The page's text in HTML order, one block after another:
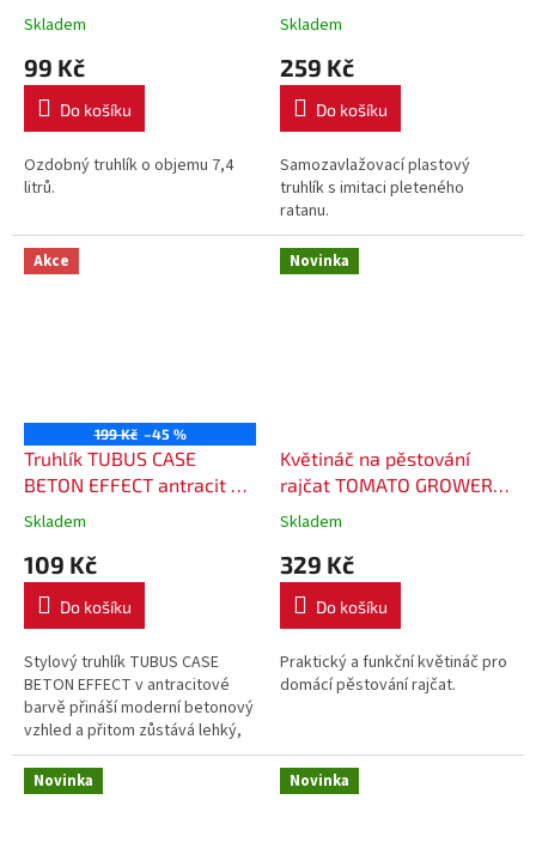
Skladem
99 Kč
Do košíku
Ozdobný truhlík o objemu 7,4
litrů.
DRTC500 - barva hnědá
Skladem
259 Kč
Do košíku
Samozavlažovací plastový
truhlík s imitaci pleteného
ratanu.
Akce
199 Kč –45 %
Truhlík TUBUS CASE
BETON EFFECT antracit 40
x 21,6 x 20 cm
Skladem
109 Kč
Do košíku
Stylový truhlík TUBUS CASE
BETON EFFECT v antracitové
barvě přináší moderní betonový
vzhled a přitom zůstává lehký,
odolný a vhodný pro celoroční
použití. Perfektní pro interiér...
Novinka
Květináč na pěstování
rajčat TOMATO GROWER
39,2 cm - barva antracit
Skladem
329 Kč
Do košíku
Praktický a funkční květináč pro
domácí pěstování rajčat.
Novinka Novinka